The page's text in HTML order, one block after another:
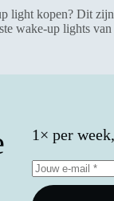
light kopen? Dit zijn
wake-up lights van
1× per